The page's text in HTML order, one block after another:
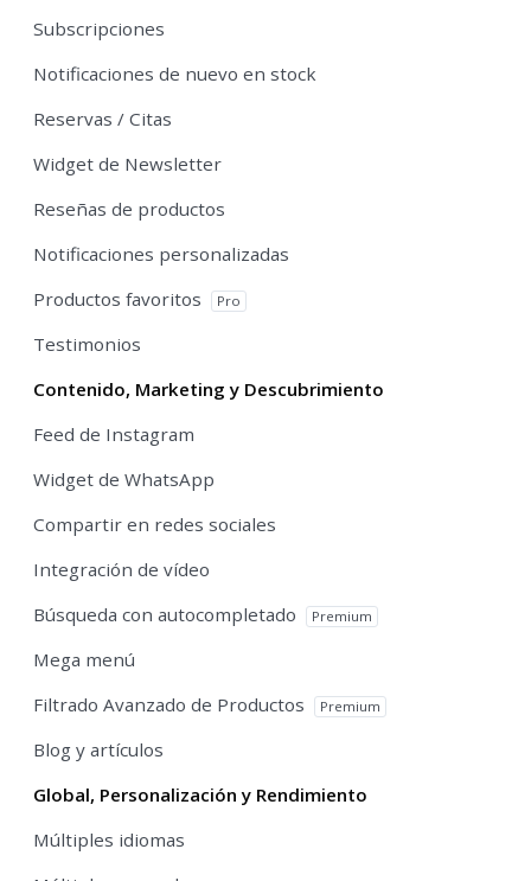
Subscripciones
Notificaciones de nuevo en stock
Reservas / Citas
Widget de Newsletter
Reseñas de productos
Notificaciones personalizadas
Productos favoritos
Pro
Testimonios
Contenido, Marketing y Descubrimiento
Feed de Instagram
Widget de WhatsApp
Compartir en redes sociales
Integración de vídeo
Búsqueda con autocompletado
Premium
Mega menú
Filtrado Avanzado de Productos
Premium
Blog y artículos
Global, Personalización y Rendimiento
Múltiples idiomas